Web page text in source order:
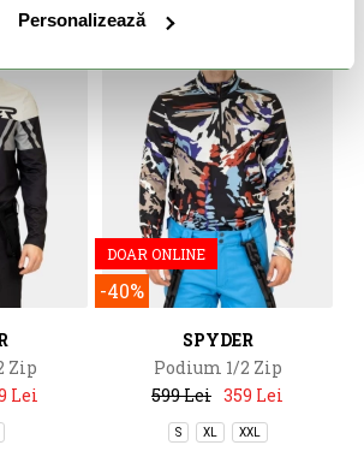
Personalizează
Zip
Lei
DOAR ONLINE
-40%
SPYDER
Podium 1/2 Zip
599 Lei 359 Lei
S XL XXL